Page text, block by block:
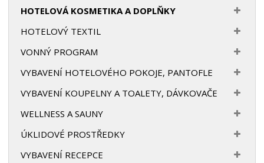
HOTELOVÁ KOSMETIKA A DOPLŇKY
HOTELOVÝ TEXTIL
VONNÝ PROGRAM
VYBAVENÍ HOTELOVÉHO POKOJE, PANTOFLE
VYBAVENÍ KOUPELNY A TOALETY, DÁVKOVAČE
WELLNESS A SAUNY
ÚKLIDOVÉ PROSTŘEDKY
VYBAVENÍ RECEPCE